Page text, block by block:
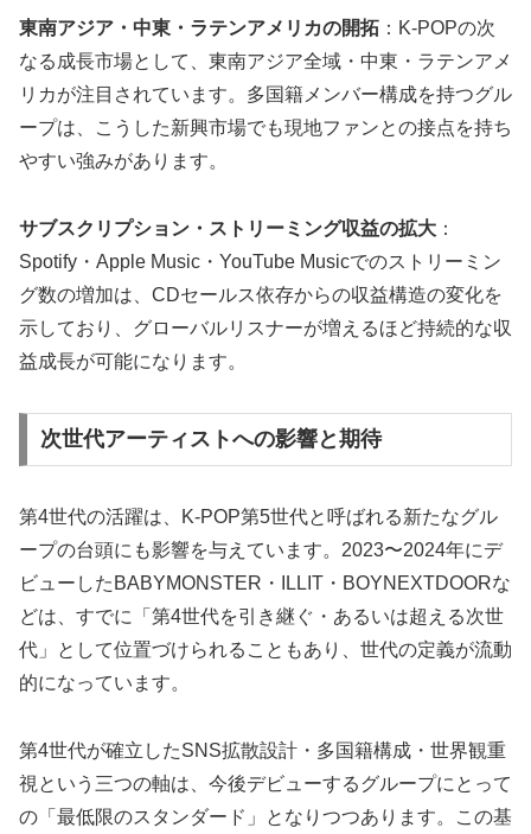
東南アジア・中東・ラテンアメリカの開拓 ：K-POPの次
なる成長市場として、東南アジア全域・中東・ラテンアメ
リカが注目されています。多国籍メンバー構成を持つグル
ープは、こうした新興市場でも現地ファンとの接点を持ち
やすい強みがあります。
サブスクリプション・ストリーミング収益の拡大 ：
Spotify・Apple Music・YouTube Musicでのストリーミン
グ数の増加は、CDセールス依存からの収益構造の変化を
示しており、グローバルリスナーが増えるほど持続的な収
益成長が可能になります。
次世代アーティストへの影響と期待
第4世代の活躍は、K-POP第5世代と呼ばれる新たなグル
ープの台頭にも影響を与えています。2023〜2024年にデ
ビューしたBABYMONSTER・ILLIT・BOYNEXTDOORな
どは、すでに「第4世代を引き継ぐ・あるいは超える次世
代」として位置づけられることもあり、世代の定義が流動
的になっています。
第4世代が確立したSNS拡散設計・多国籍構成・世界観重
視という三つの軸は、今後デビューするグループにとって
の「最低限のスタンダード」となりつつあります。この基